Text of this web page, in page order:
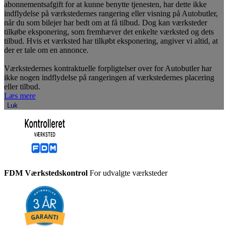
abonnementsafgift for at kunne benytte tjenesten, har dette ikke
indflydelse på værkstedernes rangering eller visning på Autobutler,
når du som bilejer har bedt om at få tilbud. Dog kan værksteder
tilkøbe eksponering, som fremhæver det enkelte værksted og dets
tilbud. Hvis et værksted har tilkøbt eksponering, angiver vi altid, at
der er tale om en annonce.
Værkstedernes kontraktuelle forpligtelser over for Autobutler har
ikke nogen indflydelse på rangeringen af værkstedernes placering
eller tilbud.
Læs mere
Luk
FDM Værkstedskontrol For udvalgte værksteder